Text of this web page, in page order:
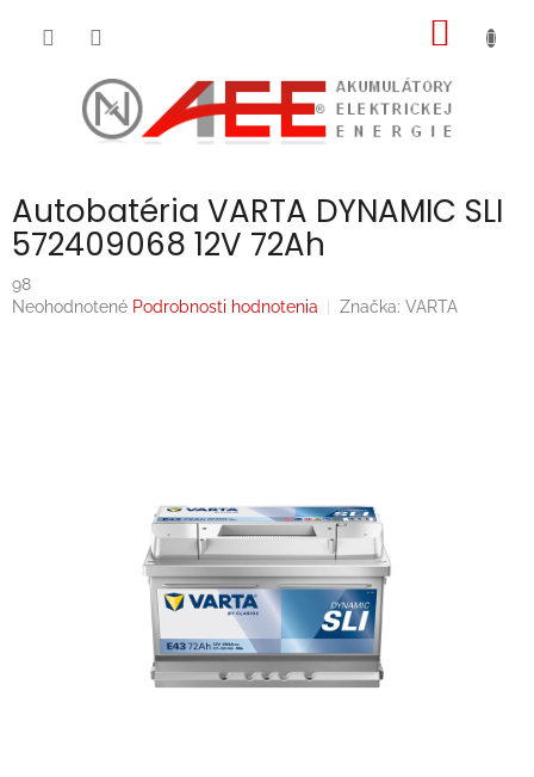
Autobatéria VARTA DYNAMIC SLI
572409068 12V 72Ah
98
Priemerné
Neohodnotené Podrobnosti hodnotenia Značka: VARTA